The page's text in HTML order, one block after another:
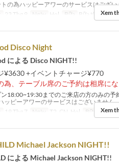
の為ハッピーアワーのサービスはござい
23 Thg 9 Ngày Hol Bữa Bữa tối Xem
Disco Night
による Disco NIGHT!!
¥3630 +イベントチャージ¥770
為、テーブル席のご予約は相席にな
18:00~19:30までのご来店の方のみの予
ッピーアワーのサービスはございません
19 Thg 7 Ngày T2, CN, Hol Bữa Bữa tối
Xem
Michael Jackson NIGHT!!
による Michael Jackson NIGHT!!